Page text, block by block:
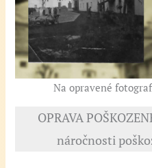
Na opravené
OPRAVA
náročnosti